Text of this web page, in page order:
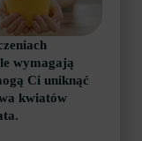
wymagają
Ci uniknąć
kwiatów